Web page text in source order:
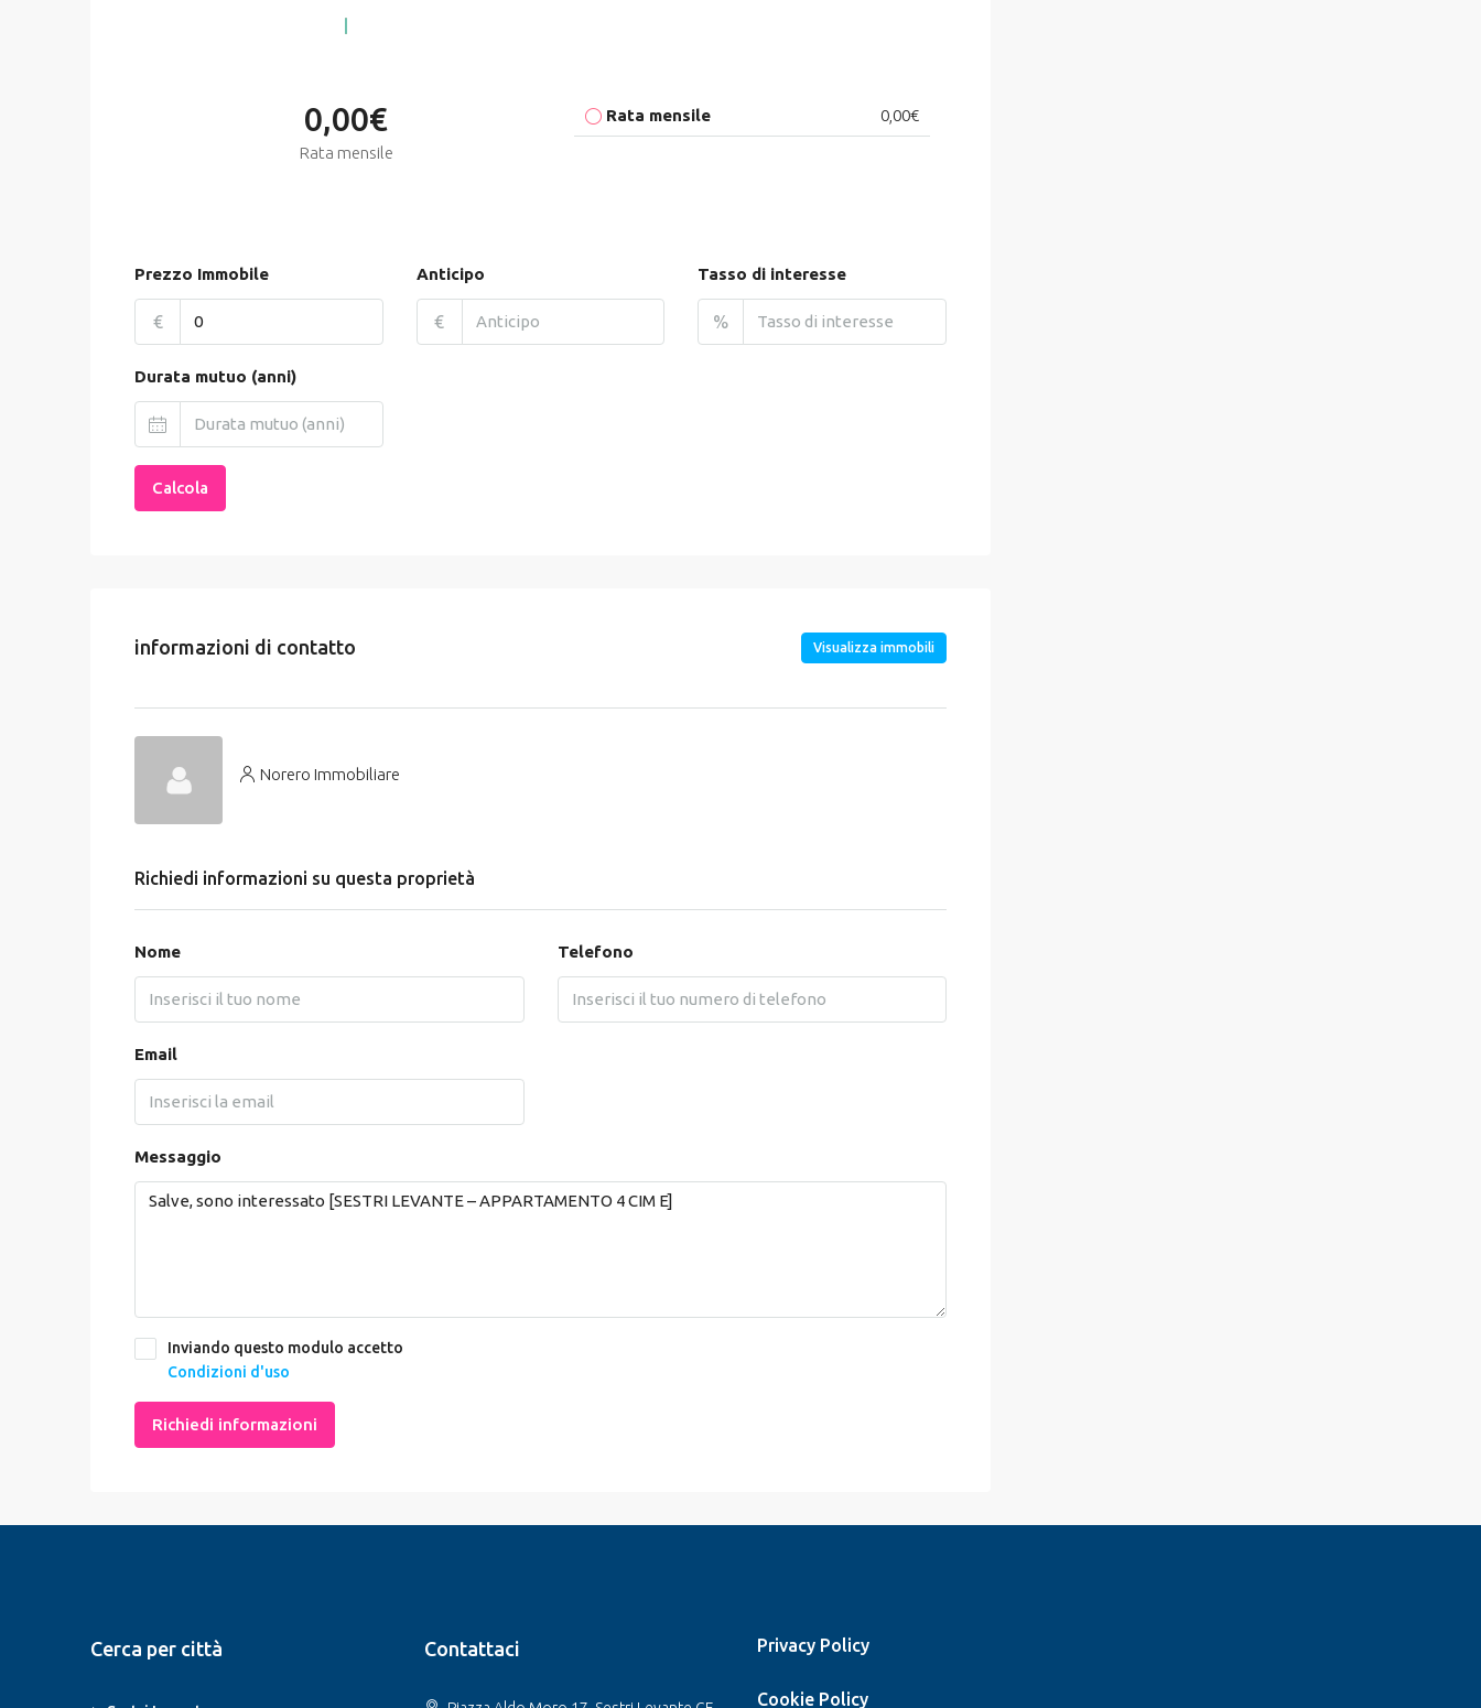
0,00€
Rata mensile
Rata mensile 0,00€
Prezzo Immobile
€
Anticipo
€
Tasso di interesse
%
Durata mutuo (anni)
Calcola
informazioni di contatto Visualizza immobili
Norero Immobiliare
Richiedi informazioni su questa proprietà
Nome Telefono
Email
Messaggio
Inviando questo modulo accetto
Condizioni d'uso
Richiedi informazioni
Cerca per città Contattaci Privacy Policy
Cookie Policy